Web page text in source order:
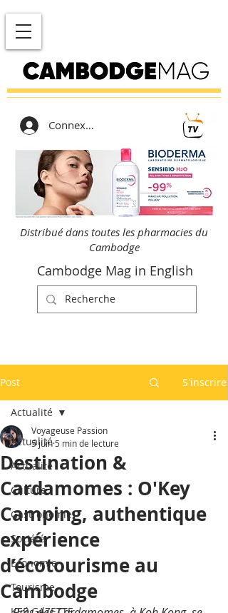
Connexion
Distribué dans toutes les pharmacies du
Cambodge
Cambodge Mag in English
Post S'inscrire
Actualité
Actualité
Culture
Gastronomie
Société
Economie
Tourisme
Actualité
Destination &
Cardamomes : O'Key
Camping, authentique
expérience
d’écotourisme au
Cambodge
Voyageuse Passion
5 juin 5 min de lecture